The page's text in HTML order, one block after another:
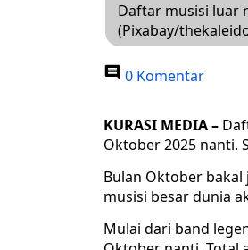
Daftar musisi luar
(Pixabay/
0 Komentar
KURASI MEDIA –
Oktober 2025 nanti.
Bulan Oktober
musisi besar dunia
Mulai dari band